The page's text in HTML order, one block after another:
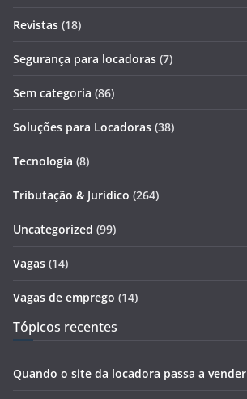
Revistas (18)
Segurança para locadoras (7)
Sem categoria (86)
Soluções para Locadoras (38)
Tecnologia (8)
Tributação & Jurídico (264)
Uncategorized (99)
Vagas (14)
Vagas de emprego (14)
Tópicos recentes
Quando o site da locadora passa a vender